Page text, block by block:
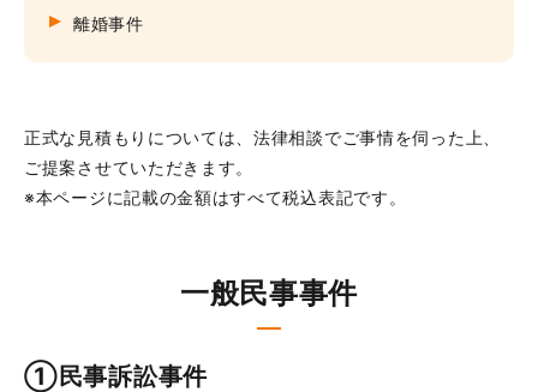
離婚事件
正式な見積もりについては、法律相談でご事情を伺った上、
ご提案させていただきます。
※本ページに記載の金額はすべて税込表記です。
一般民事事件
①民事訴訟事件